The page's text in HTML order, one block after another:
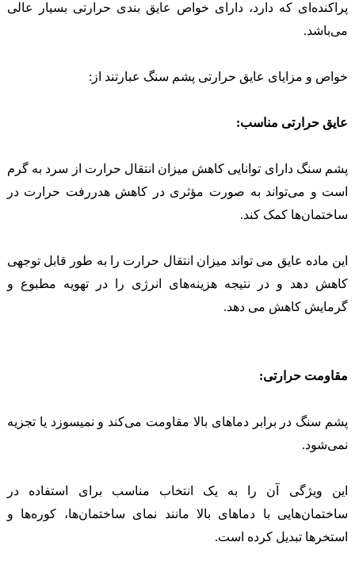
پراکنده‌ای که دارد، دارای خواص عایق بندی حرارتی بسیار عالی
می‌باشد.
خواص و مزایای عایق حرارتی پشم سنگ عبارتند از:
عایق حرارتی مناسب:
پشم سنگ دارای توانایی کاهش میزان انتقال حرارت از سرد به گرم
است و می‌تواند به صورت مؤثری در کاهش هدررفت حرارت در
ساختمان‌ها کمک کند.
این ماده عایق می تواند میزان انتقال حرارت را به طور قابل توجهی
کاهش دهد و در نتیجه هزینه‌های انرژی را در تهویه مطبوع و
گرمایش کاهش می دهد.
مقاومت حرارتی:
پشم سنگ در برابر دماهای بالا مقاومت می‌کند و نمیسوزد یا تجزیه
نمی‌شود.
این ویژگی آن را به یک انتخاب مناسب برای استفاده در
ساختمان‌هایی با دماهای بالا مانند نمای ساختمان‌ها، کوره‌ها و
استخرها تبدیل کرده است.